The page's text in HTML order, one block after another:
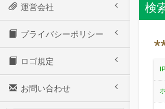
運営会社
プライバシーポリシー
ロゴ規定
お問い合わせ
検